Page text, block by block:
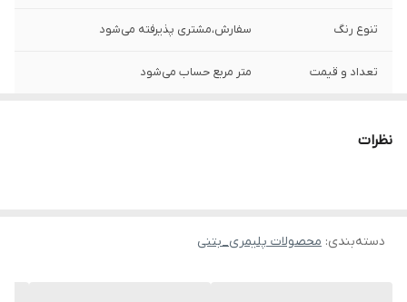
تنوع رنگ سفارش،مشتری پذیرفته می‌شود
تعداد و قیمت متر مربع حساب می‌شود
نظرات
دسته‌بندی: محصولات پلیمری_بتنی